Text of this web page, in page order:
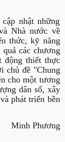
nhật những
Nhà nước về
thức, kỹ năng
các chương
động thiết thực
chủ đề "Chung
cho một tương
dân số, xây
phát triển bền
Minh Phương